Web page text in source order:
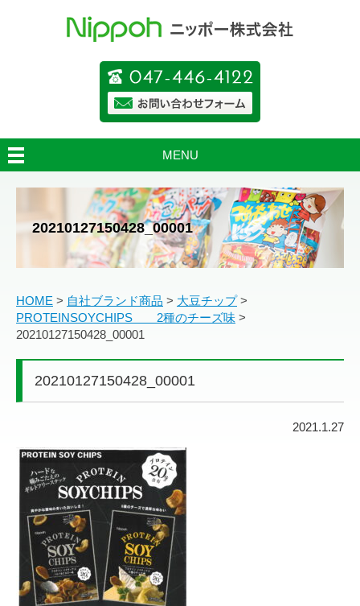
MENU
20210127150428_00001
HOME > 自社ブランド商品 > 大豆チップ>
PROTEINSOYCHIPS 2種のチーズ味 >
20210127150428_00001
20210127150428_00001
2021.1.27